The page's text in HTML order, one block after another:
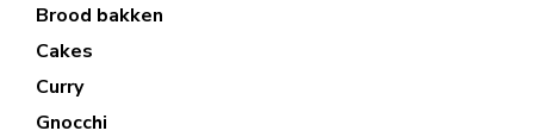
Brood bakken
Cakes
Curry
Gnocchi